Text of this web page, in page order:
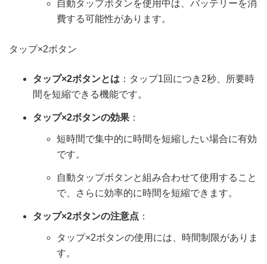
自動タップボタンを使用中は、バッテリーを消
費する可能性があります。
タップ×2ボタン
タップ×2ボタンとは ：タップ1回につき2秒、所要時
間を短縮できる機能です。
タップ×2ボタンの効果 ：
短時間で集中的に時間を短縮したい場合に有効
です。
自動タップボタンと組み合わせて使用すること
で、さらに効率的に時間を短縮できます。
タップ×2ボタンの注意点 ：
タップ×2ボタンの使用には、時間制限がありま
す。